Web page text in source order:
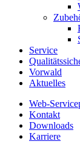
Service
Vorwald
Aktuelles
Web-
Kontakt
Downloads
Karriere